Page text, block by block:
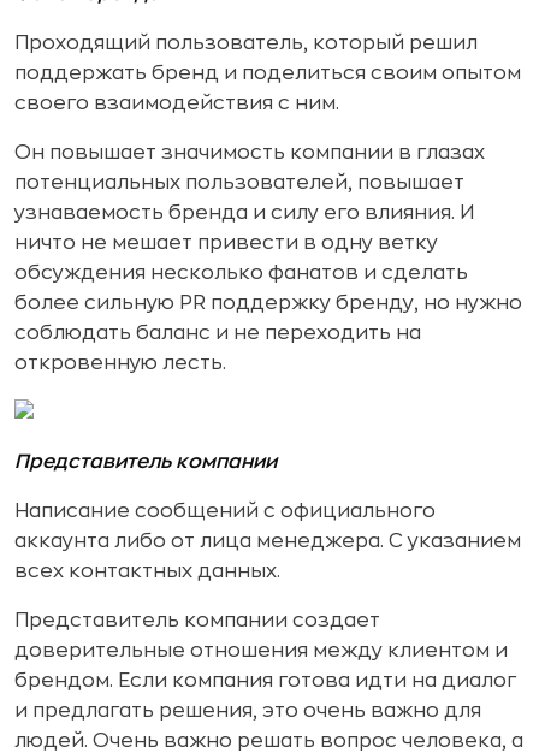
Проходящий пользователь, который решил
поддержать бренд и поделиться своим опытом
своего взаимодействия с ним.
Он повышает значимость компании в глазах
потенциальных пользователей, повышает
узнаваемость бренда и силу его влияния. И
ничто не мешает привести в одну ветку
обсуждения несколько фанатов и сделать
более сильную PR поддержку бренду, но нужно
соблюдать баланс и не переходить на
откровенную лесть.
Представитель компании
Написание сообщений с официального
аккаунта либо от лица менеджера. С указанием
всех контактных данных.
Представитель компании создает
доверительные отношения между клиентом и
брендом. Если компания готова идти на диалог
и предлагать решения, это очень важно для
людей. Очень важно решать вопрос человека, а